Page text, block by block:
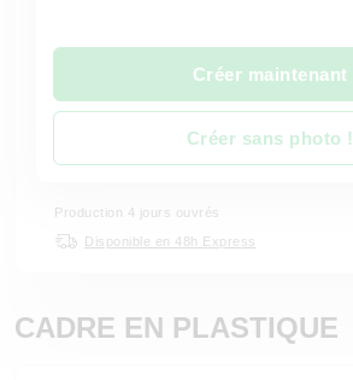
Créer maintenant
Créer sans photo !
Production 4 jours ouvrés
Disponible en 48h Express
CADRE EN PLASTIQUE